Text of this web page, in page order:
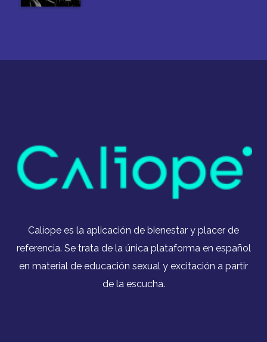
Calíope es la aplicación de bienestar y placer de
referencia. Se trata de la única plataforma en español
en material de educación sexual y excitación a partir
de la escucha.​